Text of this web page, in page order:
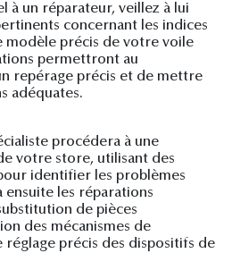
à un réparateur, veillez à lui
concernant les indices
modèle précis de votre voile
permettront au
repérage précis et de mettre
adéquates.
procédera à une
votre store, utilisant des
identifier les problèmes
les réparations
de pièces
des mécanismes de
précis des dispositifs de